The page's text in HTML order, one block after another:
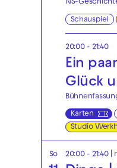
NS-
Schauspiel
20:00 - 21:40
Ein
Glück
Karten
Studio
So 20:00 - 21:40 |